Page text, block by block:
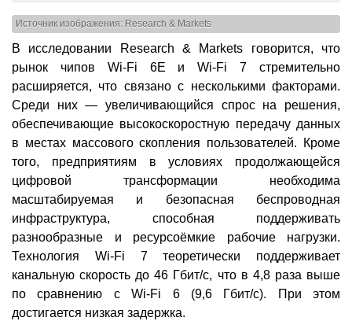
Источник изображения: Research & Markets
В исследовании Research & Markets говорится, что
рынок чипов Wi-Fi 6E и Wi-Fi 7 стремительно
расширяется, что связано с несколькими факторами.
Среди них — увеличивающийся спрос на решения,
обеспечивающие высокоскоростную передачу данных
в местах массового скопления пользователей. Кроме
того, предприятиям в условиях продолжающейся
цифровой трансформации необходима
масштабируемая и безопасная беспроводная
инфраструктура, способная поддерживать
разнообразные и ресурсоёмкие рабочие нагрузки.
Технология Wi-Fi 7 теоретически поддерживает
канальную скорость до 46 Гбит/с, что в 4,8 раза выше
по сравнению с Wi-Fi 6 (9,6 Гбит/с). При этом
достигается низкая задержка.